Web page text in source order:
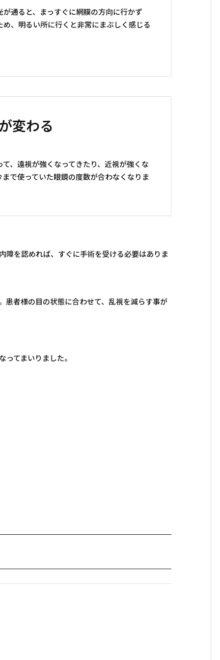
通ると、まっすぐに網膜の方向に行かず
め、明るい所に行くと非常にまぶしく感じる
変わる
、遠視が強くなってきたり、近視が強くな
で使っていた眼鏡の度数が合わなくなりま
障を認めれば、すぐに手術を受ける必要はありま
患者様の目の状態に合わせて、乱視を減らす事が
てまいりました。